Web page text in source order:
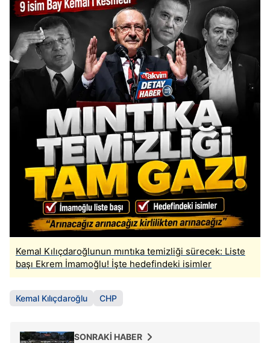
Kemal Kılıçdaroğlunun mıntıka temizliği sürecek: Liste
başı Ekrem İmamoğlu! İşte hedefindeki isimler
Kemal Kılıçdaroğlu CHP
SONRAKİ HABER